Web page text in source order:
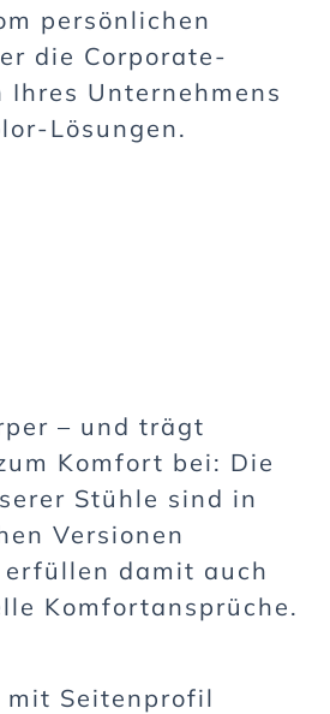
persönlichen
die Corporate-
Ihres Unternehmens
Lösungen.
– und trägt
Komfort bei: Die
Stühle sind in
Versionen
damit auch
Komfortansprüche.
Seitenprofil